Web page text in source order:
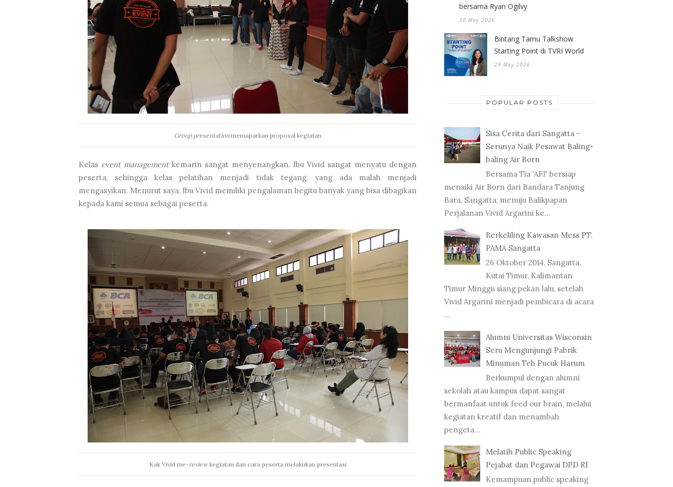
Group presentationmemaparkan proposal kegiatan
Kelas event managementkemarin sangat menyenangkan. Ibu Vivid sangat menyatu dengan
peserta, sehingga kelas pelatihan menjadi tidak tegang, yang ada malah menjadi
mengasyikan. Menurut saya, Ibu Vivid memiliki pengalaman begitu banyak yang bisa dibagikan
kepada kami semua sebagai peserta.
Kak Vivid me-reviewkegiatan dan cara peserta melakukan presentasi
bersama Ryan Ogilvy
30 May 2026
Bintang Tamu Talkshow
Starting Point di TVRI World
29 May 2026
POPULAR POSTS
Sisa Cerita dari Sangatta -
Serunya Naik Pesawat Baling-
baling Air Born
Bersama Tia 'AFI' bersiap
menaiki Air Born dari Bandara Tanjung
Bara, Sangatta, menuju Balikpapan
Perjalanan Vivid Argarini ke...
Berkeliling Kawasan Mess PT.
PAMA Sangatta
26 Oktober 2014, Sangatta,
Kutai Timur, Kalimantan
Timur Minggu siang pekan lalu, setelah
Vivid Argarini menjadi pembicara di acara
...
Alumni Universitas Wisconsin
Seru Mengunjungi Pabrik
Minuman Teh Pucuk Harum
Berkumpul dengan alumni
sekolah atau kampus dapat sangat
bermanfaat untuk feed our brain, melalui
kegiatan kreatif dan menambah
pengeta...
Melatih Public Speaking
Pejabat dan Pegawai DPD RI
Kemampuan public speaking